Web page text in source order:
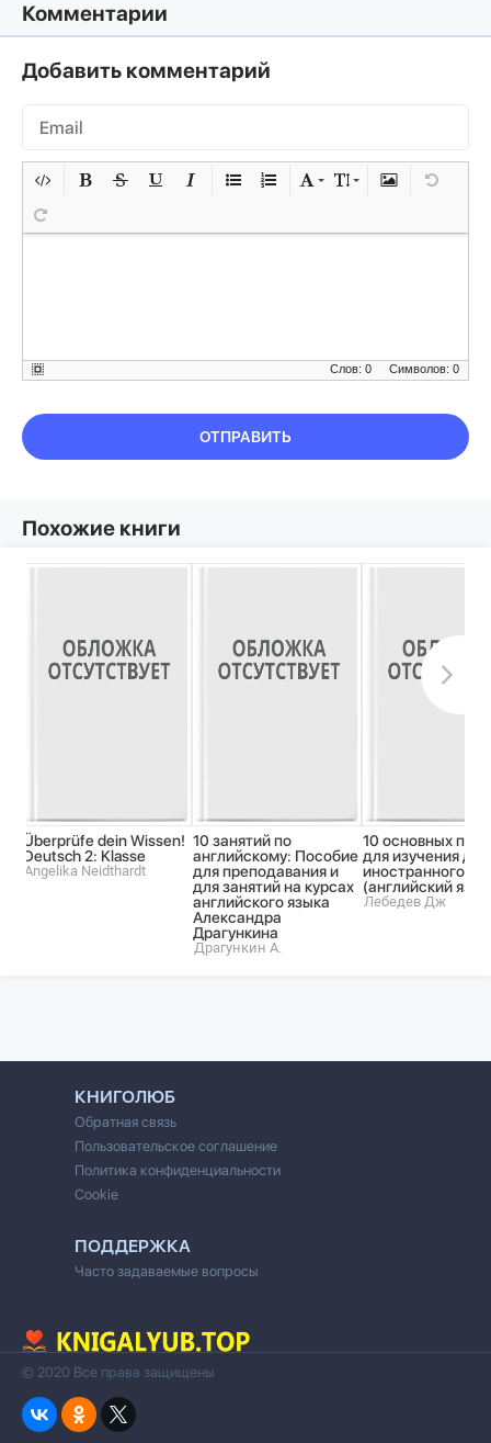
Комментарии
Добавить комментарий
Символов: 0
Слов: 0
ОТПРАВИТЬ
Похожие книги
Überprüfe dein Wissen!
Deutsch 2: Klasse
Angelika Neidthardt
10 занятий по
английскому: Пособие
для преподавания и
для занятий на курсах
английского языка
Александра
Драгункина
Драгункин А.
10 основных
для изучения для
иностранного
(английский
Лебедев Дж
КНИГОЛЮБ
Обратная связь
Пользовательское соглашение
Политика конфиденциальности
Cookie
ПОДДЕРЖКА
Часто задаваемые вопросы
© 2020 Все права защищены